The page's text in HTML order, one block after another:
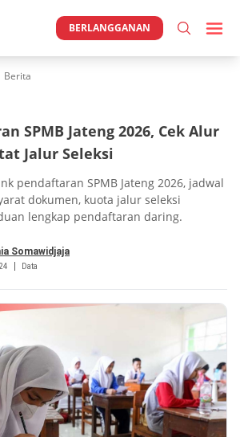
BERLANGGANAN
Berita
SPMB Jateng 2026, Cek Alur
Jalur Seleksi
pendaftaran SPMB Jateng 2026, jadwal
dokumen, kuota jalur seleksi
lengkap pendaftaran daring.
Somawidjaja
Data